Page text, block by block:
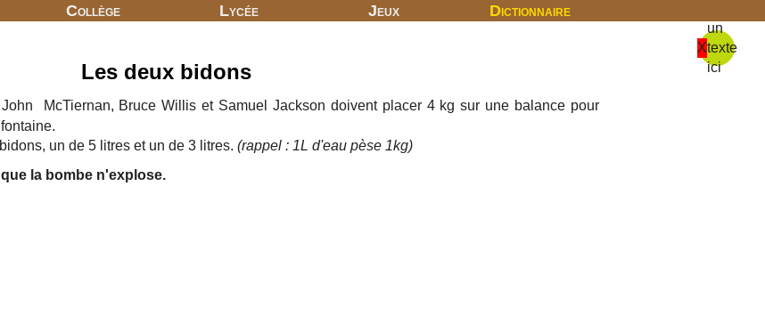
Collège Lycée Jeux Dictionnaire
X
un
texte
ici
Les deux bidons
McTiernan, Bruce Willis et Samuel Jackson doivent placer 4 kg sur une balance pour
un de 5 litres et un de 3 litres. (rappel : 1L d'eau pèse 1kg)
la bombe n'explose.